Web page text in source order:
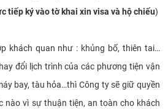
tiếp ký vào tờ khai xin visa và hộ chiếu)
khách quan như : khủng bố, thiên tai…
đổi lịch trình của các phương tiện vận
bay, tàu hỏa…thì Công ty sẽ giữ quyền
nào vì sự thuận tiện, an toàn cho khách